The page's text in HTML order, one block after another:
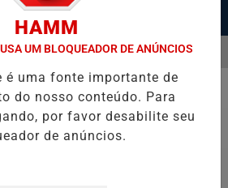
EM SANTOS; VÍDEO MENINO DE 7
MENU
HAMM
UM BLOQUEADOR DE ANÚNCIOS
é uma fonte importante de
do nosso conteúdo. Para
por favor desabilite seu
de anúncios.